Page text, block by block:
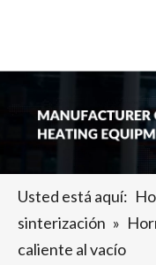
Usted está aquí:
sinterización »
caliente al vacío